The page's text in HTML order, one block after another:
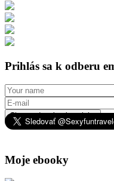
Prihlás sa k odberu
Chcem dostávať novinky
Moje ebooky